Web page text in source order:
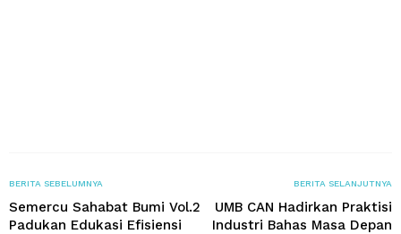
BERITA SEBELUMNYA
Semercu Sahabat Bumi Vol.2
Padukan Edukasi Efisiensi
BERITA SELANJUTNYA
UMB CAN Hadirkan Praktisi
Industri Bahas Masa Depan